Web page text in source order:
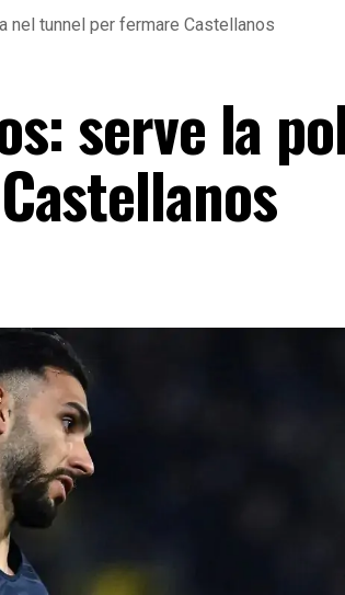
tunnel per fermare Castellanos
serve la